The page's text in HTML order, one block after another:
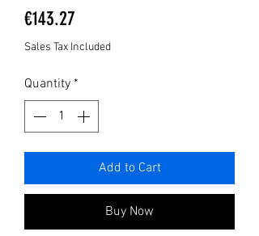
€143.27
Sales Tax Included
Quantity *
Add to Cart
Buy Now